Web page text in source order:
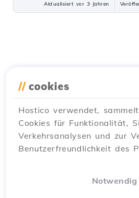
Aktualisiert vor 3 Jahren
// cookies
Hostico verwendet,
Cookies für Funktionalität,
Verkehrsanalysen und zur
Benutzerfreundlichkeit des
Notwendig